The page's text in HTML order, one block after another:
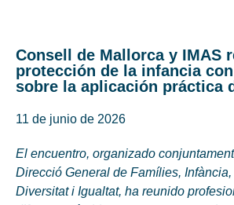
Consell de Mallorca y IMAS
protección de la infancia
sobre la aplicación práctica
11 de junio de 2026
El encuentro, organizado
Direcció General de Famílies, Infància,
Diversitat i Igualtat, ha reunido